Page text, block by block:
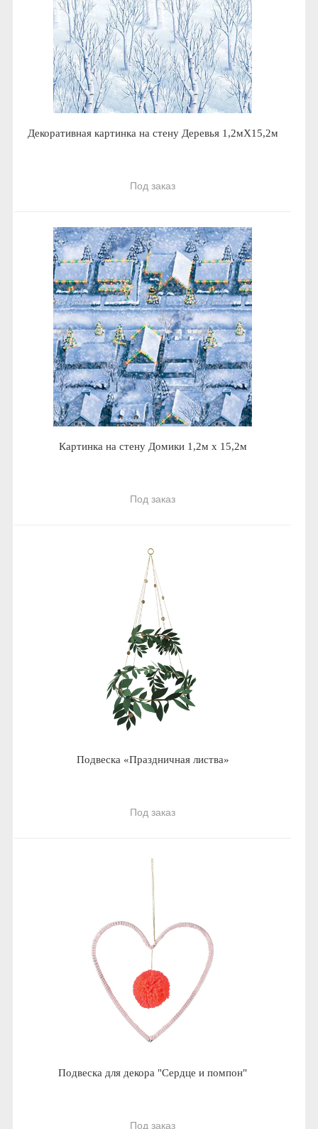
Декоративная картинка на стену Деревья 1,2мХ15,2м
Под заказ
Картинка на стену Домики 1,2м х 15,2м
Под заказ
Подвеска «Праздничная листва»
Под заказ
Подвеска для декора "Сердце и помпон"
Под заказ